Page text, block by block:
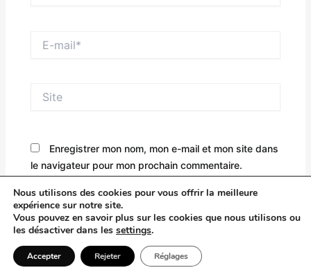
mail*
Enregistrer mon nom, mon e-mail et mon site dans
le navigateur pour mon prochain commentaire.
Saisissez votre réponse en chiffres
deux + dix-neuf =
Nous utilisons des cookies pour vous offrir la meilleure
expérience sur notre site.
Vous pouvez en savoir plus sur les cookies que nous utilisons ou
les désactiver dans les settings.
Accepter Rejeter Réglages